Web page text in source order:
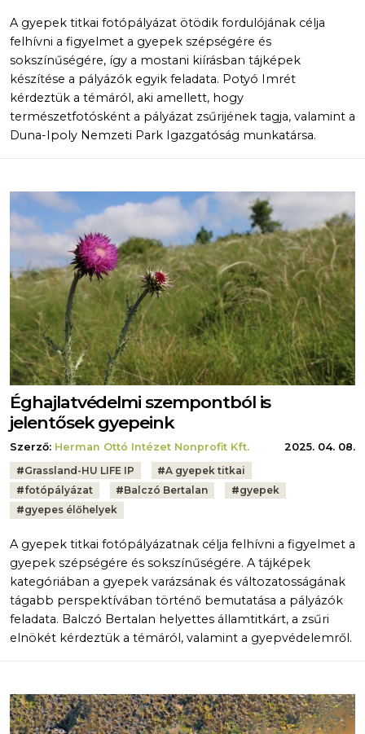
A gyepek titkai fotópályázat ötödik fordulójának célja
felhívni a figyelmet a gyepek szépségére és
sokszínűségére, így a mostani kiírásban tájképek
készítése a pályázók egyik feladata. Potyó Imrét
kérdeztük a témáról, aki amellett, hogy
természetfotósként a pályázat zsűrijének tagja, valamint a
Duna-Ipoly Nemzeti Park Igazgatóság munkatársa.
Éghajlatvédelmi szempontból is
jelentősek gyepeink
Szerző: Herman Ottó Intézet Nonprofit Kft.
2025. 04. 08.
Tags:
#Grassland-HU LIFE IP #A gyepek titkai
#fotópályázat #Balczó Bertalan #gyepek
#gyepes élőhelyek
A gyepek titkai fotópályázatnak célja felhívni a figyelmet a
gyepek szépségére és sokszínűségére. A tájképek
kategóriában a gyepek varázsának és változatosságának
tágabb perspektívában történő bemutatása a pályázók
feladata. Balczó Bertalan helyettes államtitkárt, a zsűri
elnökét kérdeztük a témáról, valamint a gyepvédelemről.